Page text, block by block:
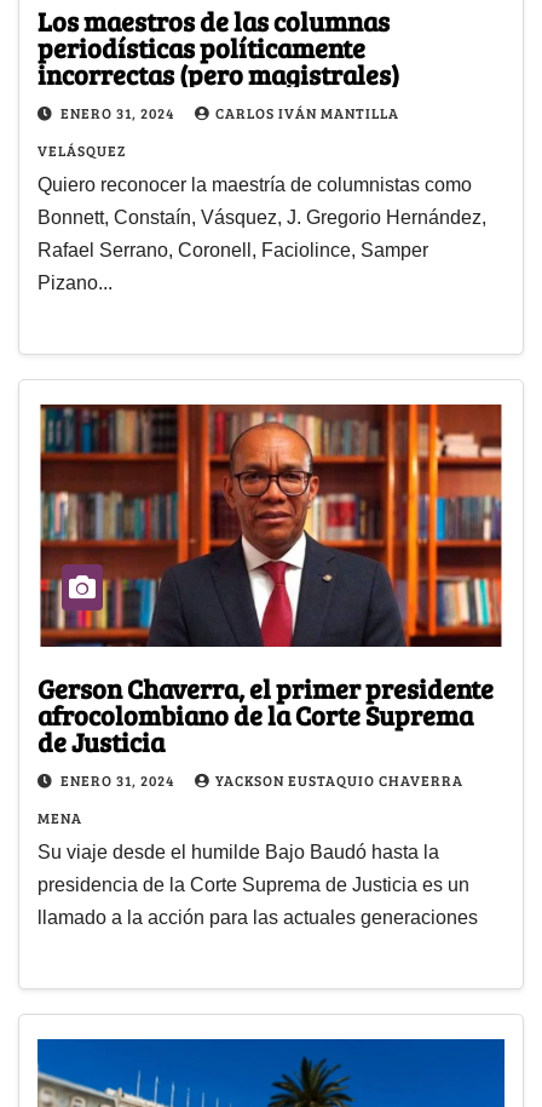
Los maestros de las columnas
periodísticas políticamente
incorrectas (pero magistrales)
ENERO 31, 2024
CARLOS IVÁN MANTILLA
VELÁSQUEZ
Quiero reconocer la maestría de columnistas como
Bonnett, Constaín, Vásquez, J. Gregorio Hernández,
Rafael Serrano, Coronell, Faciolince, Samper
Pizano...
Gerson Chaverra, el primer presidente
afrocolombiano de la Corte Suprema
de Justicia
ENERO 31, 2024
YACKSON EUSTAQUIO CHAVERRA
MENA
Su viaje desde el humilde Bajo Baudó hasta la
presidencia de la Corte Suprema de Justicia es un
llamado a la acción para las actuales generaciones